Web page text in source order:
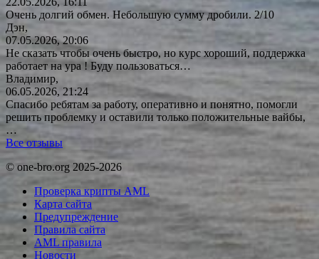
Очень долгий обмен. Небольшую сумму дробили. 2/10
Дэн,
07.05.2026, 20:06
Не сказать чтобы очень быстро, но курс хороший, поддержка
работает на ура ! Буду пользоваться…
Владимир,
06.05.2026, 21:24
Спасибо ребятам за работу, оперативно и понятно, помогли
решить проблемку и оставили только положительные вайбы,
…
Все отзывы
© one-bro.org 2025-2026
Проверка крипты AML
Карта сайта
Предупреждение
Правила сайта
AML правила
Новости